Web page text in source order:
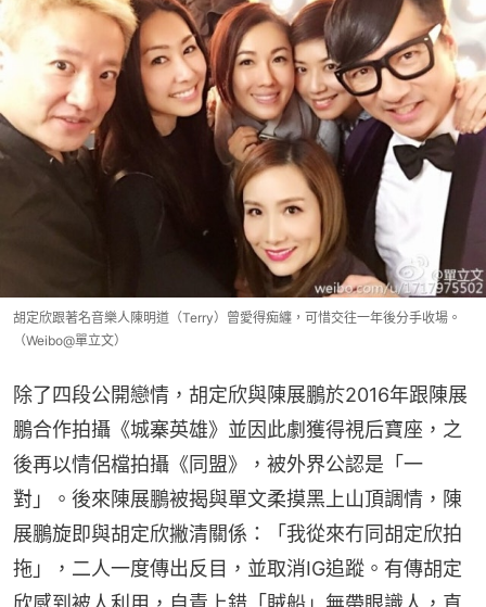
胡定欣跟著名音樂人陳明道（Terry）曾愛得痴纏，可惜交往一年後分手收場。
（Weibo@單立文）
除了四段公開戀情，胡定欣與陳展鵬於2016年跟陳展
鵬合作拍攝《城寨英雄》並因此劇獲得視后寶座，之
後再以情侶檔拍攝《同盟》，被外界公認是「一
對」。後來陳展鵬被揭與單文柔摸黑上山頂調情，陳
展鵬旋即與胡定欣撇清關係：「我從來冇同胡定欣拍
拖」，二人一度傳出反目，並取消IG追蹤。有傳胡定